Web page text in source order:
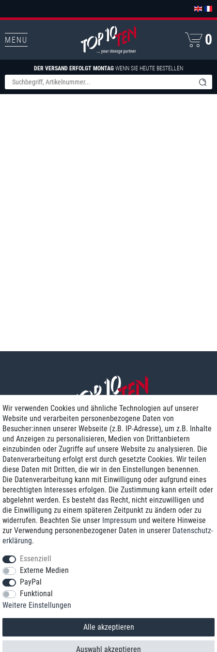
MENU
DER VERSAND ERFOLGT MONTAG WENN SIE HEUTE BESTELLEN
0
Zustellung am nächsten Werktag
Günstiger Versand
Generalüberholt mit Garantie
+49 8989 96160*
*Sie erreichen uns zum Ortstarif von Montag bis Freitag von 9 Uhr - 18 Uhr.
© 2018 TOP TEN Computervertrieb GmbH
Wir verwenden Cookies und ähnliche Technologien auf unserer
Website und verarbeiten personenbezogene Daten von
Besucher:innen unserer Webseite (z.B. IP-Adresse), um z.B. Inhalte
und Anzeigen zu personalisieren, Medien von Drittanbietern
einzubinden oder Zugriffe auf unsere Website zu analysieren. Die
Datenverarbeitung erfolgt erst durch gesetzte Cookies. Wir teilen
diese Daten mit Dritten, die wir in den Einstellungen benennen.
Die Datenverarbeitung kann mit Einwilligung oder aufgrund eines
berechtigten Interesses erfolgen. Die Zustimmung kann erteilt oder
abgelehnt werden. Es besteht das Recht, nicht einzuwilligen und
die Einwilligung zu einem späteren Zeitpunkt zu ändern oder zu
widerrufen. Beachten Sie unser Impressum und weitere Hinweise
zur Verwendung personenbezogener Daten in unserer Daten­schutz­
erklärung.
Essenziell
Externe Medien
PayPal
Funktional
Weitere Einstellungen
Alle akzeptieren
Auswahl akzeptieren